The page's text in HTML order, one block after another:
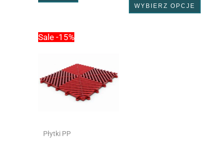
WYBIERZ OPCJE
Sale -15%
Płytki PP
Pierwotna
cena
15.00zł.